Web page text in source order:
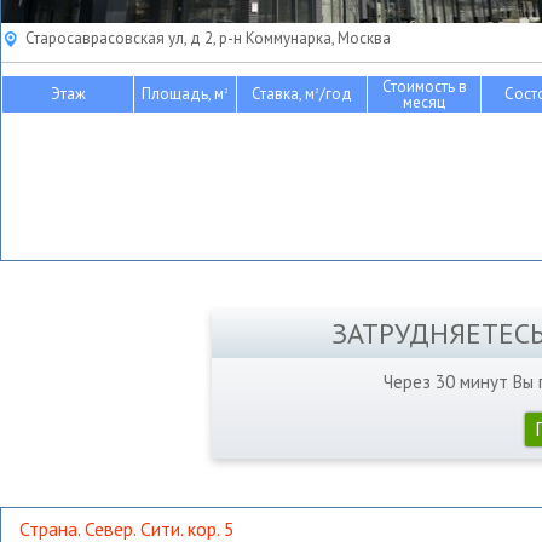
Старосаврасовская ул, д 2, р-н Коммунарка, Москва
Этаж Площадь, м2 Ставка, м2/год Стоимость в
месяц
Через 30 минут Вы
Страна. Север. Сити. кор. 5